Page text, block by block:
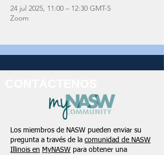
24 jul 2025, 11:00 – 12:30 GMT-5
Zoom
Los miembros de NASW pueden enviar su
pregunta a través de la comunidad de NASW
Illinois en MyNASW para obtener una